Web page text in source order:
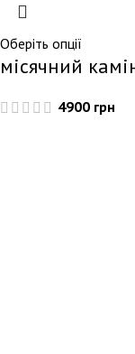
Оберіть опції
місячний
4900 грн